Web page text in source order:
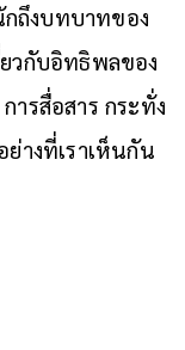
ถึงบทบาทของ
วกับอิทธิพลของ
ารสื่อสาร กระทั่ง
างที่เราเห็นกัน